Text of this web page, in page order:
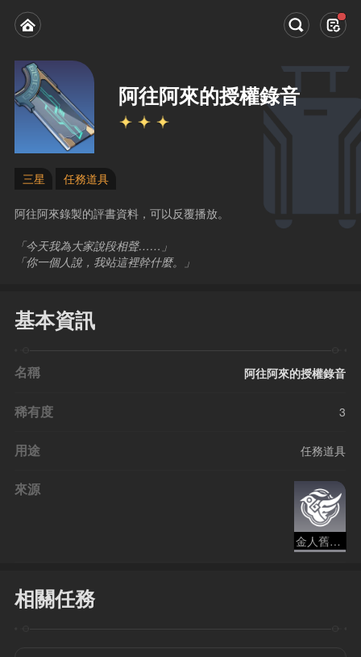
阿往阿來的授權錄音
三星 任務道具
阿往阿來錄製的評書資料，可以反覆播放。
「今天我為大家說段相聲……」
「你一個人說，我站這裡幹什麼。」
基本資訊
名稱 阿往阿來的授權錄音
稀有度 3
用途 任務道具
來源
金人舊巷市廛喧
相關任務